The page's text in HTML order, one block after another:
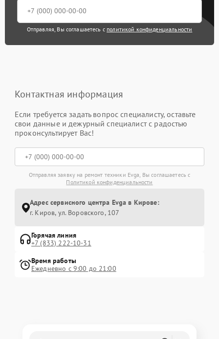
Отправляя, Вы соглашаетесь с политикой конфиденциальности
Контактная информация
Если требуется задать вопрос специалисту, оставьте
свои данные и дежурный специалист с радостью
проконсультирует Вас!
Отправляя заявку на ремонт техники Evga, Вы соглашаетесь с
Политикой конфиденциальности
Адрес сервисного центра Evga в Кирове:
г. Киров, ул. Воровского, 107
Горячая линия
+7 (833) 222-10-31
Время работы
Ежедневно с 9:00 до 21:00